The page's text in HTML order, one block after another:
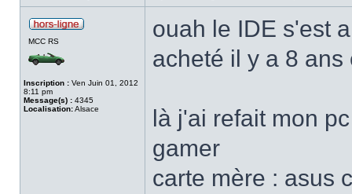
MCC RS
Inscription : Ven Juin 01, 2012
8:11 pm
Message(s) : 4345
Localisation:Alsace
ouah le IDE s'est
acheté il y a 8
là j'ai refait mon
gamer
carte mère : asus